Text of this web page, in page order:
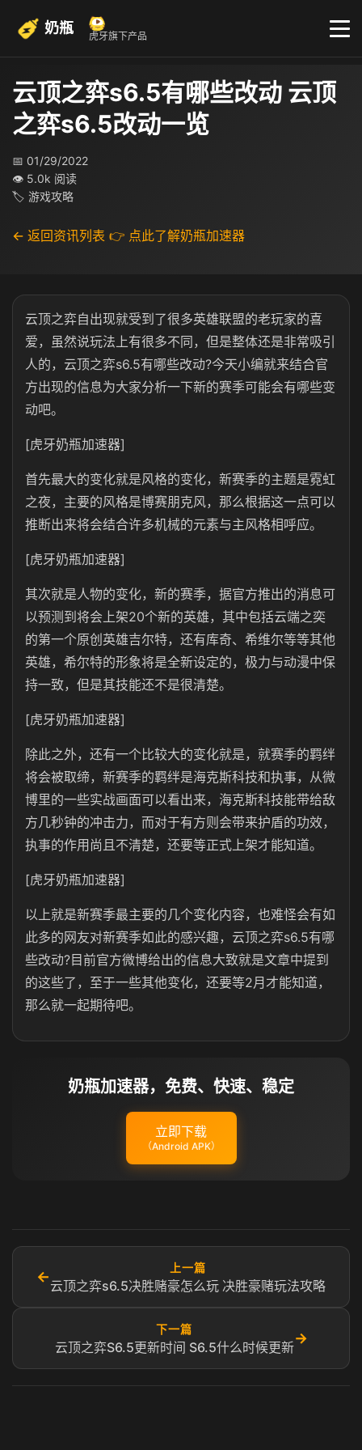
奶瓶 虎牙旗下产品
云顶之弈s6.5有哪些改动 云顶
之弈s6.5改动一览
📅 01/29/2022
👁 5.0k 阅读
🏷 游戏攻略
← 返回资讯列表 👉 点此了解奶瓶加速器
云顶之弈自出现就受到了很多英雄联盟的老玩家的喜
爱，虽然说玩法上有很多不同，但是整体还是非常吸引
人的，云顶之弈s6.5有哪些改动?今天小编就来结合官
方出现的信息为大家分析一下新的赛季可能会有哪些变
动吧。
[虎牙奶瓶加速器]
首先最大的变化就是风格的变化，新赛季的主题是霓虹
之夜，主要的风格是博赛朋克风，那么根据这一点可以
推断出来将会结合许多机械的元素与主风格相呼应。
[虎牙奶瓶加速器]
其次就是人物的变化，新的赛季，据官方推出的消息可
以预测到将会上架20个新的英雄，其中包括云端之奕
的第一个原创英雄吉尔特，还有库奇、希维尔等等其他
英雄，希尔特的形象将是全新设定的，极力与动漫中保
持一致，但是其技能还不是很清楚。
[虎牙奶瓶加速器]
除此之外，还有一个比较大的变化就是，就赛季的羁绊
将会被取缔，新赛季的羁绊是海克斯科技和执事，从微
博里的一些实战画面可以看出来，海克斯科技能带给敌
方几秒钟的冲击力，而对于有方则会带来护盾的功效，
执事的作用尚且不清楚，还要等正式上架才能知道。
[虎牙奶瓶加速器]
以上就是新赛季最主要的几个变化内容，也难怪会有如
此多的网友对新赛季如此的感兴趣，云顶之弈s6.5有哪
些改动?目前官方微博给出的信息大致就是文章中提到
的这些了，至于一些其他变化，还要等2月才能知道，
那么就一起期待吧。
奶瓶加速器，免费、快速、稳定
立即下载
（Android APK）
←
上一篇
云顶之弈s6.5决胜赌豪怎么玩 决胜豪赌玩法攻略
下一篇
云顶之弈S6.5更新时间 S6.5什么时候更新
→